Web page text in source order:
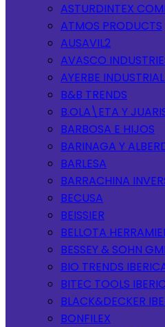
ASTURDINTEX
ATMOS PRODUCTS
AUSAVIL2
AVASCO
AYERBE
B&B TRENDS
B.OLA\ETA Y
BARBOSA E HIJOS
BARINAGA Y
BARLESA
BARRACHINA
BECUSA
BEISSIER
BELLOTA
BESSEY & SOHN
BIO TRENDS
BITEC TOOLS
BLACK&DECKER
BONFILEX